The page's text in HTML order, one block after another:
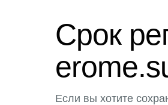
Срок
Если вы хотите